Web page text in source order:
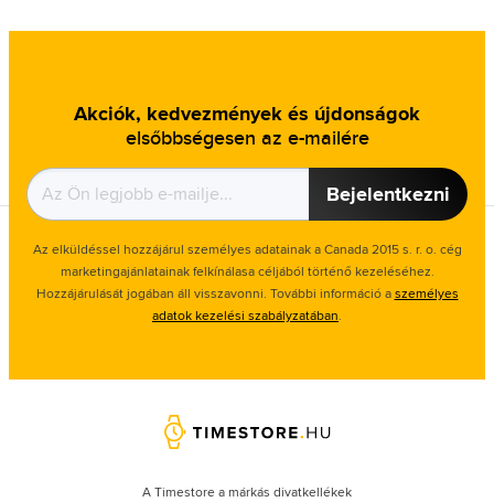
Akciók, kedvezmények és újdonságok
elsőbbségesen az e-mailére
Bejelentkezni
Az elküldéssel hozzájárul személyes adatainak a Canada 2015 s. r. o. cég
marketingajánlatainak felkínálasa céljából történő kezeléséhez.
Hozzájárulását jogában áll visszavonni. További információ aszemélyes
adatok kezelési szabályzatában.
A Timestore a márkás divatkellékek